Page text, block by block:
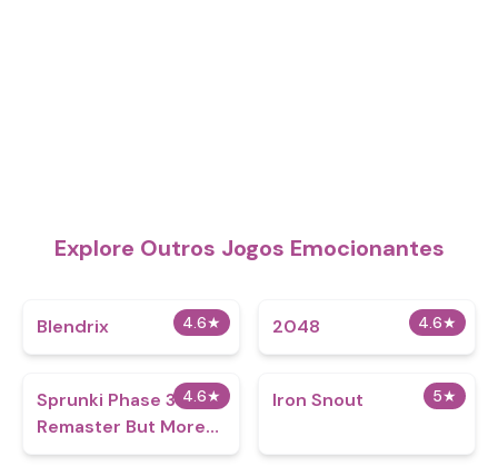
Explore Outros Jogos Emocionantes
4.6★
Blendrix 4.6★
2048
4.6★
Sprunki Phase 3
Remaster But More
Sprunkified
5★
Iron Snout